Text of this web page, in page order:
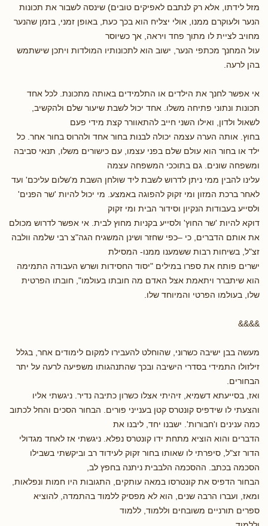
מזל לידתו, אלא רק לנתבם לאפיקים טובים) שינסה לשבור את תכונות
הנער ולעוקרם ממנו, אולי יצליח הוא בכך כעת, באופן זמני, בזמן שהנער
מחויב לציית לו מתוך פחד ויראה, אך כשיוסר
עול המחנך מכתפי הנער, ישוב הוא לתכונותיו המולדות ויתכן שישתמש
בהן לרעה.
אי אפשר לחנך את הילדים או התלמידים באותה מתכונת. לכל אחד
תכונות ונתוני פתיחה משלו. אחד יכול לשבת שיעור שלם ולהקשיב,
לשאול ולדון, ואילו השני חייב להתאוורר קצת מידי פעם
בחוץ. אותה הערה עצמה יכולה לבנות בחור אחד ולהרוס בחור אחר. כל
ילד או בחור הוא עולם שלם בפני עצמו, עם כישורים משלו, תנאי סביבה
ומשפחה שונים. גם בתוככי המשפחה עצמה
עלינו להבין ממי ניתן לדרוש לשבת ליד שולחן השבת מ'שלום עליכם' ועד
לאחר ברכת המזון ומי זקוק להפוגה באמצע. מי יכול להיות 'שר הפנים'
ולסייע בעבודות הנקיון וסידור הבית ומי זקוק
דוקא להיות 'שר החוץ' ולסייע בקניות מחוץ לבית. אי אפשר לדרוש מכולם
את אותם הדברים, כי –כפי שחזר ושינן המשגיח הגה"צ רבי שלמה וולבה
זצ"ל, בשיחות רבות ששמענו ממנו- המסילת
ישרים פותח את ספרו במילים "יסוד החסידות ושרש העבודה התמימה
הוא שיתברר ויתאמת אצל האדם מה חובתו בעולמו", חובתו הפרטית
שלו, בעולמו הפרטי והמיוחד שלו.
&&&&
מעשה בבן ישיבה כשרוני, שהוחלט להעבירו למקום לימודים אחר, בגלל
זילזולו התמידי בסדרי הישיבה ובכך שהתנהגותו משפיעה לרעה על יתר
הבחורים.
ואז, בסייעתא דשמיא, זיהיתי אצלו כשרון כתיבה נדיר. ניגשתי אליו
והצעתי לו שידפיס קונטרס קטן בענייני פורים. הבחור הסכים והחל לכתוב
כמה ענינים ו'חבורות'. ישבנו יחד, ליבנו את
הדברים והוא הוציא מתחת ידו קונטרס נפלא. ניגשתי אז לאחד מגדולי
הדור זצ"ל, סיפרתי לו שאותו בחור זקוק לעידוד רב וביקשתי בשבילו
הסכמה בכתב. ההסכמה הלבבית ניתנה בחפץ לב,
הבחור הדפיס את קונטרסו במאה עותקים, התגובות היו חמות ונפלאות,
ומאז, ועברו הרבה שנים, הוא לא מפסיק ללמוד בהתמדה, להוציא
ספרים תורניים משובחים וללמוד, ללמוד